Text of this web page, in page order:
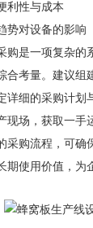
利性与成本
势对设备的影响
购是一项复杂的
合考量。建议组
详细的采购计划
现场，获取一手
采购流程，可确
期使用价值，为